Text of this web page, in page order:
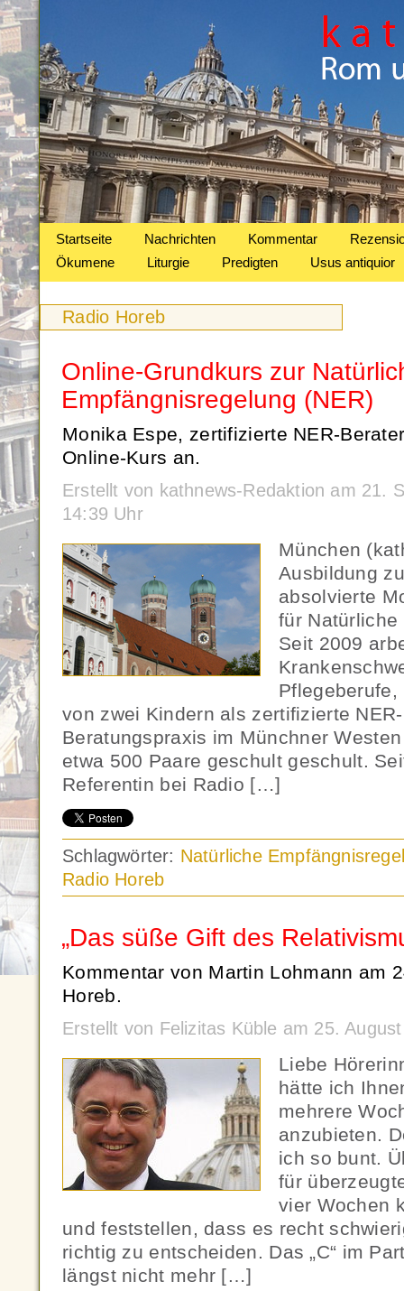
Startseite Nachrichten Kommentar
Ökumene
Liturgie Predigten Usus antiquior
Radio Horeb
Online-Grundkurs zur
Empfängnisregelung (NER)
Monika Espe, zertifizierte NER-
Online-Kurs an.
Erstellt von kathnews-Redaktion am 21.
14:39 Uhr
München
Ausbildung
absolvierte
für
Seit 2009
von zwei Kindern als zertifizierte
Beratungspraxis im Münchner
etwa 500 Paare geschult geschult.
Referentin bei Radio […]
Schlagwörter: Natürliche
Radio Horeb
„Das süße Gift des
Kommentar von Martin Lohmann am
Horeb.
Erstellt von Felizitas Küble am 25.
Liebe
hätte ich
mehrere
anzubieten.
ich so bunt.
für
vier Wochen
und feststellen, dass es recht
richtig zu entscheiden. Das „C“ im
längst nicht mehr […]